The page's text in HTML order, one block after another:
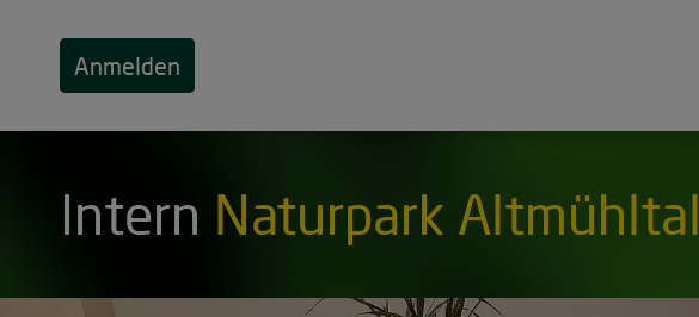
Anmelden
Intern Naturpark Altmühltal